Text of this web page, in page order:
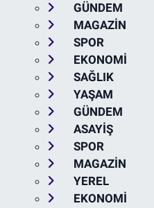
GÜNDEM
MAGAZİN
SPOR
EKONOMİ
SAĞLIK
YAŞAM
GÜNDEM
ASAYİŞ
SPOR
MAGAZİN
YEREL
EKONOMİ